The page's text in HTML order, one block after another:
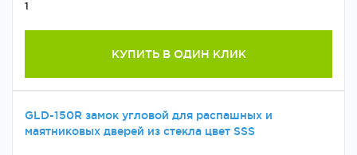
1
КУПИТЬ В ОДИН КЛИК
GLD-150R замок угловой для распашных и
маятниковых дверей из стекла цвет SSS